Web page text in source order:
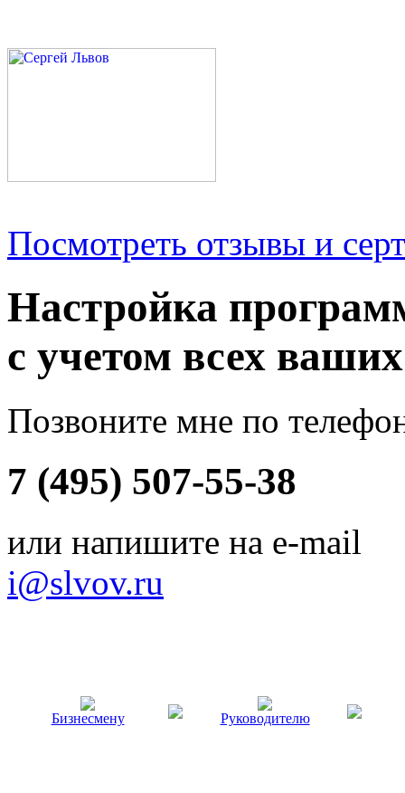
Посмотреть отзывы и
Настройка
с учетом всех
Позвоните мне по
7 (495) 507-55-38
или напишите на e-mail
i@slvov.ru
Бизнесмену Руководителю